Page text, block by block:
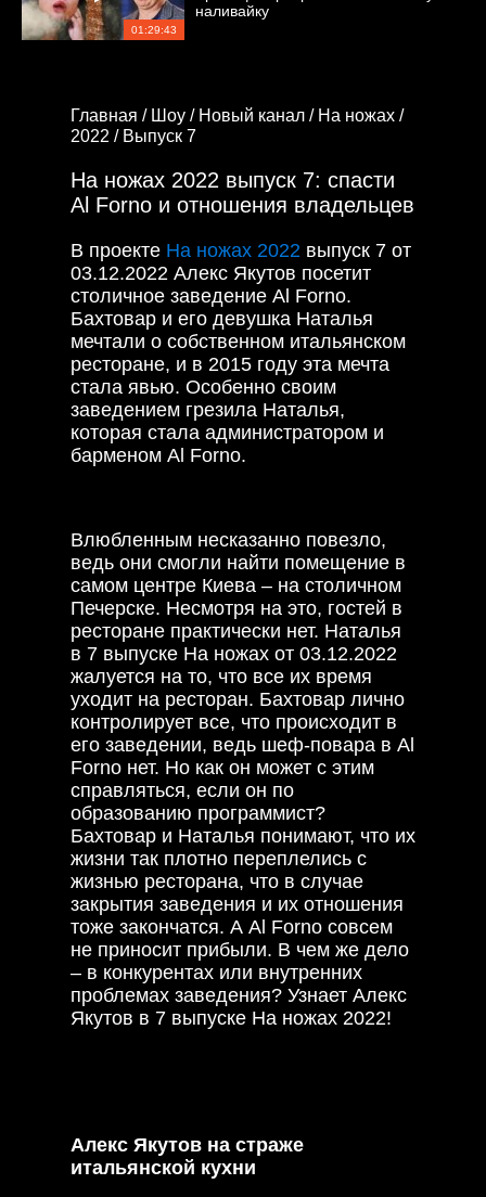
01:29:43
наливайку
Главная / Шоу / Новый канал / На ножах /
2022 / Выпуск 7
На ножах 2022 выпуск 7: спасти
Al Forno и отношения владельцев
В проекте На ножах 2022 выпуск 7 от
03.12.2022 Алекс Якутов посетит
столичное заведение Al Forno.
Бахтовар и его девушка Наталья
мечтали о собственном итальянском
ресторане, и в 2015 году эта мечта
стала явью. Особенно своим
заведением грезила Наталья,
которая стала администратором и
барменом Al Forno.
Влюбленным несказанно повезло,
ведь они смогли найти помещение в
самом центре Киева – на столичном
Печерске. Несмотря на это, гостей в
ресторане практически нет. Наталья
в 7 выпуске На ножах от 03.12.2022
жалуется на то, что все их время
уходит на ресторан. Бахтовар лично
контролирует все, что происходит в
его заведении, ведь шеф-повара в Al
Forno нет. Но как он может с этим
справляться, если он по
образованию программист?
Бахтовар и Наталья понимают, что их
жизни так плотно переплелись с
жизнью ресторана, что в случае
закрытия заведения и их отношения
тоже закончатся. А Al Forno совсем
не приносит прибыли. В чем же дело
– в конкурентах или внутренних
проблемах заведения? Узнает Алекс
Якутов в 7 выпуске На ножах 2022!
Алекс Якутов на страже
итальянской кухни